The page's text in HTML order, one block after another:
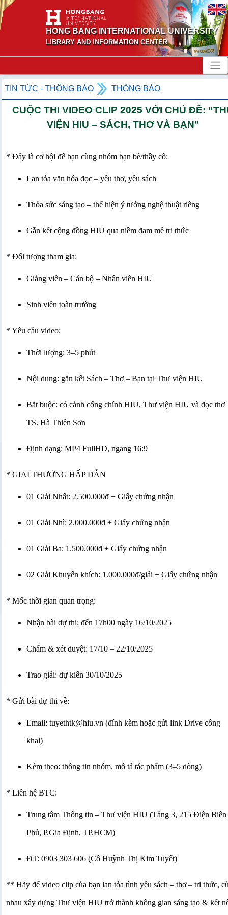
HONG BANG INTERNATIONAL UNIVERSITY
LIBRARY AND INFORMATION CENTER
TIN TỨC - THÔNG BÁO THÔNG BÁO
CUỘC THI VIDEO CLIP 2025 VỚI CHỦ ĐỀ:
VIỆN HIU – SÁCH, THƠ VÀ BẠN”
* Đây là cơ hội để bạn cùng nhóm bạn bè/thầy cô:
Lan tỏa văn hóa đọc – yêu thơ, yêu sách
Thỏa sức sáng tạo – thể hiện ý tưởng nghệ thuật riêng
Gắn kết cộng đồng HIU qua niềm đam mê tri thức
* Đối tượng tham gia:
Giảng viên – Cán bộ – Nhân viên HIU
Sinh viên toàn trường
* Yêu cầu video:
Thời lượng: 3–5 phút
Nội dung: gắn kết Sách – Thơ – Bạn tại Thư viện HIU
Bắt buộc: có cảnh cổng chính HIU, Thư viện HIU và đọc thơ
TS. Hà Thiên Sơn
Định dạng: MP4 FullHD, ngang 16:9
* GIẢI THƯỞNG HẤP DẪN
01 Giải Nhất: 2.500.000đ + Giấy chứng nhận
01 Giải Nhì: 2.000.000đ + Giấy chứng nhận
01 Giải Ba: 1.500.000đ + Giấy chứng nhận
02 Giải Khuyến khích: 1.000.000đ/giải + Giấy chứng nhận
* Mốc thời gian quan trọng:
Nhận bài dự thi: đến 17h00 ngày 16/10/2025
Chấm & xét duyệt: 17/10 – 22/10/2025
Trao giải: dự kiến 30/10/2025
* Gửi bài dự thi về:
Email: tuyethtk@hiu.vn (đính kèm hoặc gửi link Drive công
khai)
Kèm theo: thông tin nhóm, mô tả tác phẩm (3–5 dòng)
* Liên hệ BTC:
Trung tâm Thông tin – Thư viện HIU (Tầng 3, 215 Điện Biên
Phủ, P.Gia Định, TP.HCM)
ĐT: 0903 303 606 (Cô Huỳnh Thị Kim Tuyết)
** Hãy để video clip của bạn lan tỏa tình yêu sách – thơ – tri thức,
nhau xây dựng Thư viện HIU trở thành không gian sáng tạo & kết